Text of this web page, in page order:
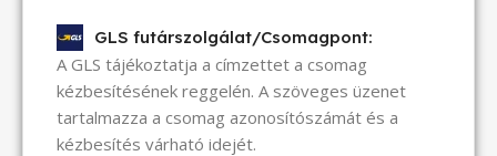
GLS futárszolgálat/Csomagpont:
A GLS tájékoztatja a címzettet a csomag
kézbesítésének reggelén. A szöveges üzenet
tartalmazza a csomag azonosítószámát és a
kézbesítés várható idejét.